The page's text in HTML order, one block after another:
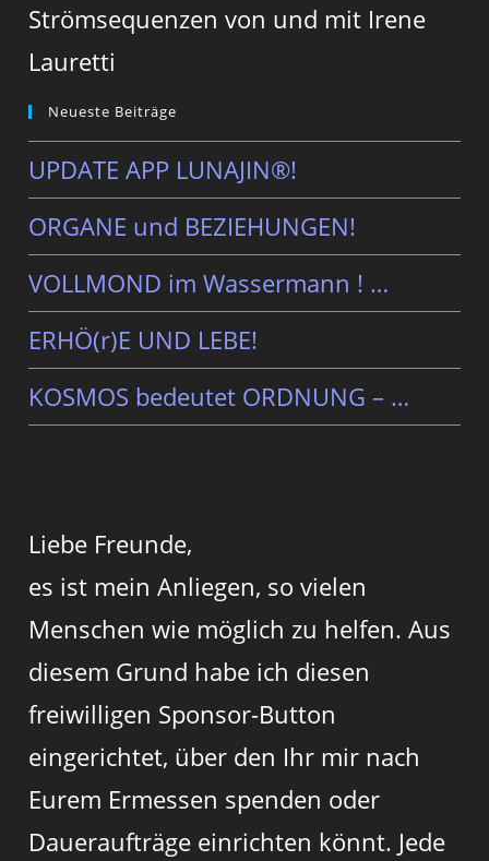
Strömsequenzen von und mit Irene
Lauretti
Neueste Beiträge
UPDATE APP LUNAJIN®!
ORGANE und BEZIEHUNGEN!
VOLLMOND im Wassermann ! …
ERHÖ(r)E UND LEBE!
KOSMOS bedeutet ORDNUNG – …
Liebe Freunde,
es ist mein Anliegen, so vielen
Menschen wie möglich zu helfen. Aus
diesem Grund habe ich diesen
freiwilligen Sponsor-Button
eingerichtet, über den Ihr mir nach
Eurem Ermessen spenden oder
Daueraufträge einrichten könnt. Jede